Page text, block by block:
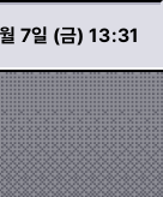
7일 (금) 13:31